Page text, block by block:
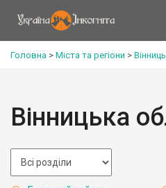
Головна > Міста та регіони >
Вінницька